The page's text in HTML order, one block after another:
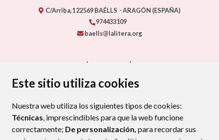
Este sitio utiliza cookies
Nuestra web utiliza los siguientes tipos de cookies:
Técnicas, imprescindibles para que la web funcione
correctamente; De personalización, para recordar sus
C/Arriba,122569BAÉLLS - ARAGÓN (ESPAÑA)
974433109
baells@lalitera.org
PROTECCIÓN DE DATOS
POLÍTICA DE COOKIES